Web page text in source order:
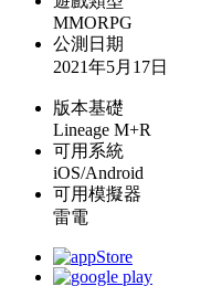
MMORPG
公測日期
2021年5月17日
版本基礎
Lineage M+R
可用系統
iOS/Android
可用模擬器
雷電